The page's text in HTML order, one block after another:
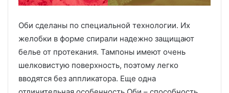
Оби сделаны по специальной технологии. Их
желобки в форме спирали надежно защищают
белье от протекания. Тампоны имеют очень
шелковистую поверхность, поэтому легко
вводятся без аппликатора. Еще одна